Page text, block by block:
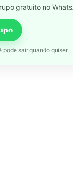
gratuito no
pode sair quando quiser.